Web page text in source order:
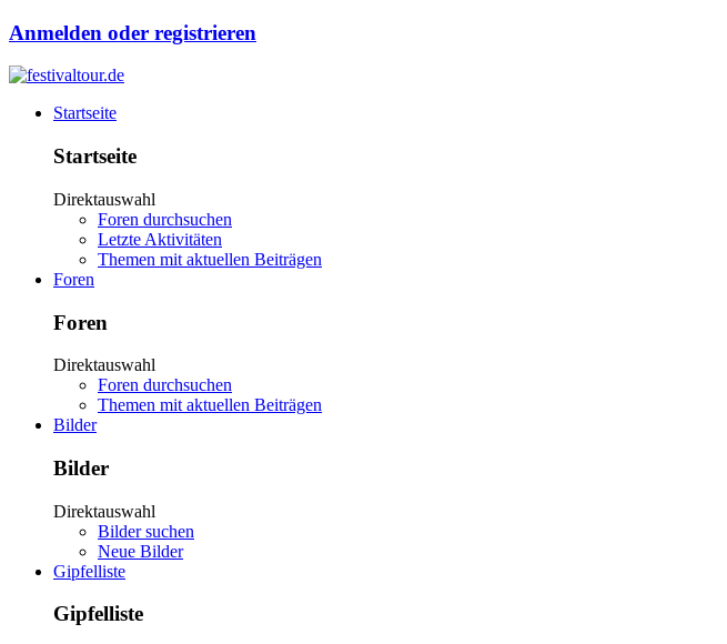
Anmelden oder registrieren
Startseite
Startseite
Direktauswahl
Foren durchsuchen
Letzte Aktivitäten
Themen mit aktuellen Beiträgen
Foren
Foren
Direktauswahl
Foren durchsuchen
Themen mit aktuellen Beiträgen
Bilder
Bilder
Direktauswahl
Bilder suchen
Neue Bilder
Gipfelliste
Gipfelliste